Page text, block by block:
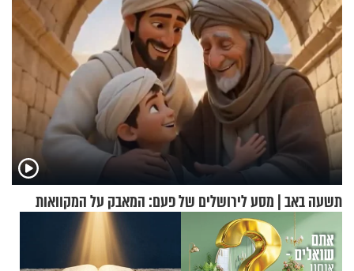
תשעה באב | מסע לירושלים של פעם: המאבק על המקוואות